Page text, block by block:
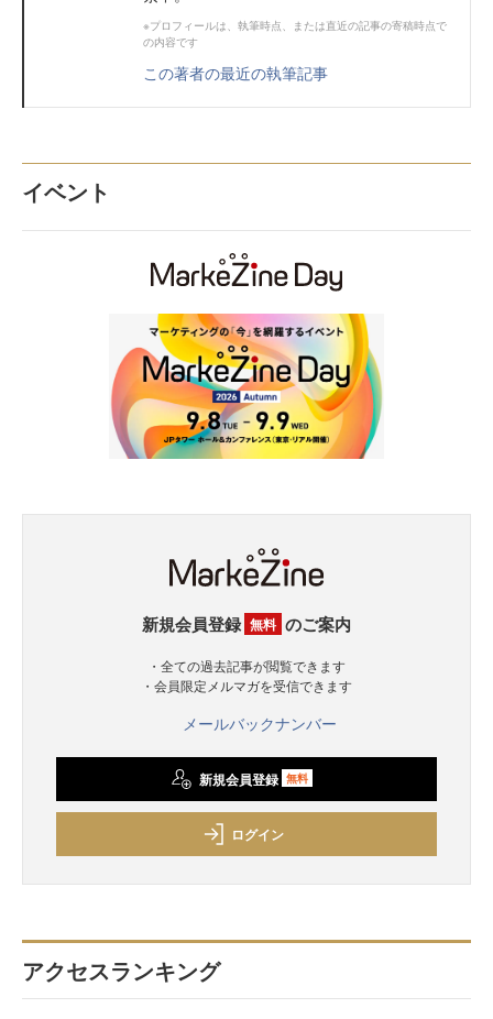
※プロフィールは、執筆時点、または直近の記事の寄稿時点で
の内容です
この著者の最近の執筆記事
イベント
新規会員登録 無料 のご案内
・全ての過去記事が閲覧できます
・会員限定メルマガを受信できます
メールバックナンバー
新規会員登録 無料
ログイン
アクセスランキング